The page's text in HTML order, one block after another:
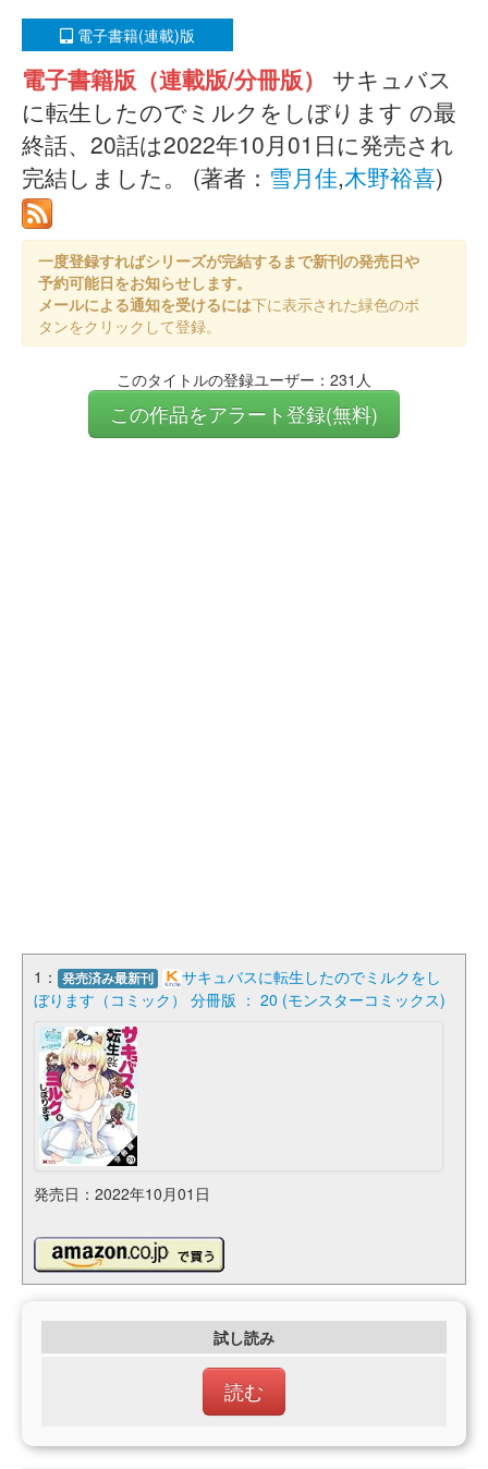
電子書籍(連載)版
電子書籍版（連載版/分冊版）
サキュバス
に転生したのでミルクをしぼります の最
終話、20話は2022年10月01日に発売され
完結しました。 (著者： 雪月佳,木野裕喜)
一度登録すればシリーズが完結するまで新刊の発売日や
予約可能日をお知らせします。
メールによる通知を受けるには下に表示された緑色のボ
タンをクリックして登録。
このタイトルの登録ユーザー：231人
この作品をアラート登録(無料)
1： 発売済み最新刊
サキュバスに転生したのでミルクをし
ぼります（コミック） 分冊版 ： 20 (モンスターコミックス)
発売日：2022年10月01日
試し読み
読む